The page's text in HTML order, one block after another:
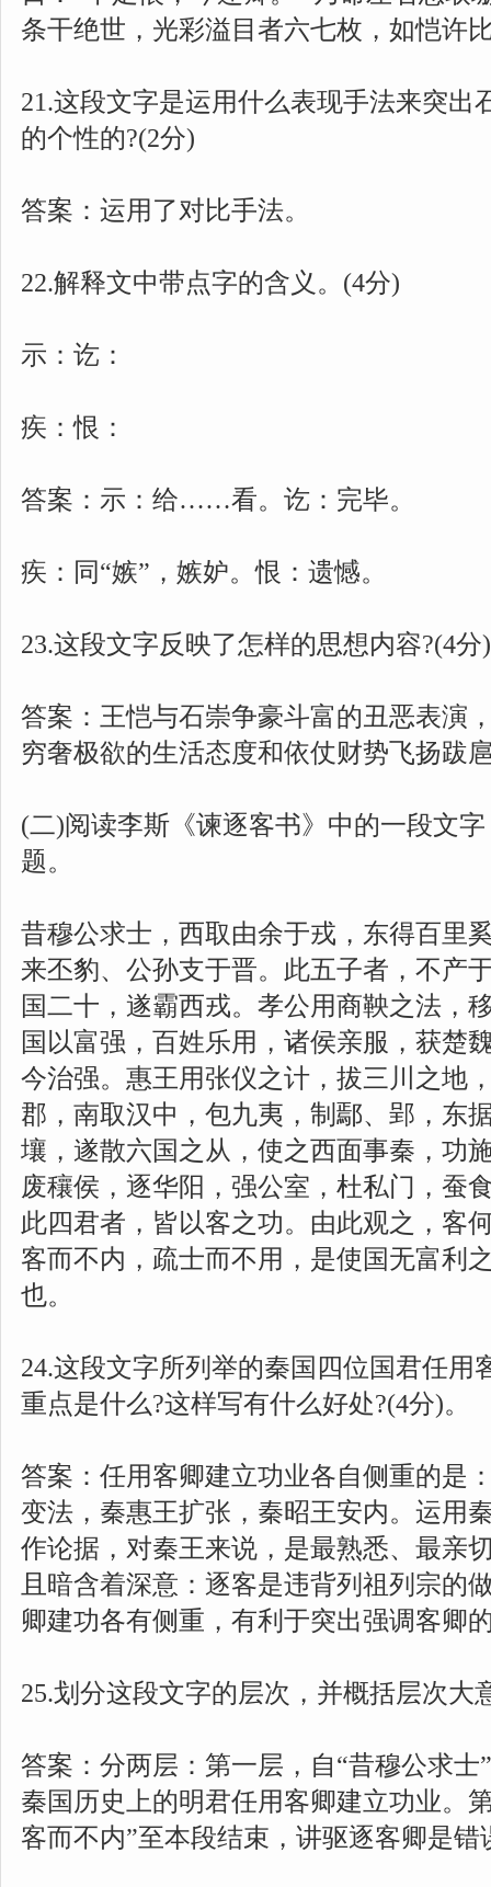
条干绝世，光彩溢目者六七枚，如恺许
21.这段文字是运用什么表现手法来突出
的个性的?(2分)
答案：运用了对比手法。
22.解释文中带点字的含义。(4分)
示：讫：
疾：恨：
答案：示：给……看。讫：完毕。
疾：同“嫉”，嫉妒。恨：遗憾。
23.这段文字反映了怎样的思想内容?(4分)
答案：王恺与石崇争豪斗富的丑恶表演
穷奢极欲的生活态度和依仗财势飞扬跋
(二)阅读李斯《谏逐客书》中的一段文
题。
昔穆公求士，西取由余于戎，东得百里
来丕豹、公孙支于晋。此五子者，不产
国二十，遂霸西戎。孝公用商鞅之法，
国以富强，百姓乐用，诸侯亲服，获楚
今治强。惠王用张仪之计，拔三川之地
郡，南取汉中，包九夷，制鄢、郢，东
壤，遂散六国之从，使之西面事秦，功
废穰侯，逐华阳，强公室，杜私门，蚕
此四君者，皆以客之功。由此观之，客
客而不内，疏士而不用，是使国无富利
也。
24.这段文字所列举的秦国四位国君任用
重点是什么?这样写有什么好处?(4分)。
答案：任用客卿建立功业各自侧重的是
变法，秦惠王扩张，秦昭王安内。运用
作论据，对秦王来说，是最熟悉、最亲
且暗含着深意：逐客是违背列祖列宗的
卿建功各有侧重，有利于突出强调客卿
25.划分这段文字的层次，并概括层次大
答案：分两层：第一层，自“昔穆公求士
秦国历史上的明君任用客卿建立功业。
客而不内”至本段结束，讲驱逐客卿是错